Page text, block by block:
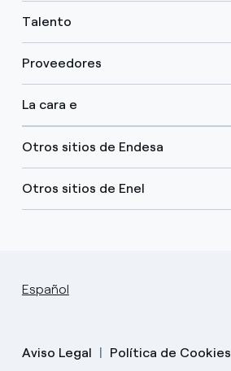
Talento
Proveedores
La cara e
Otros sitios de Endesa
Otros sitios de Enel
Español
Aviso Legal Política de Cookies